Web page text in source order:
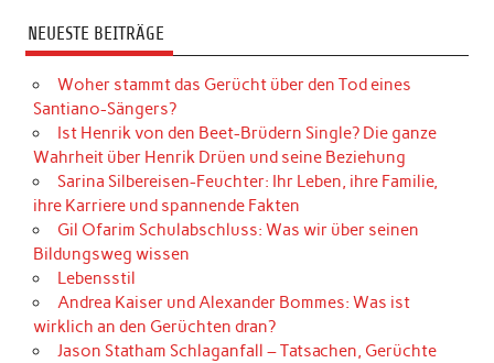
NEUESTE BEITRÄGE
Woher stammt das Gerücht über den Tod eines
Santiano-Sängers?
Ist Henrik von den Beet-Brüdern Single? Die ganze
Wahrheit über Henrik Drüen und seine Beziehung
Sarina Silbereisen-Feuchter: Ihr Leben, ihre Familie,
ihre Karriere und spannende Fakten
Gil Ofarim Schulabschluss: Was wir über seinen
Bildungsweg wissen
Lebensstil
Andrea Kaiser und Alexander Bommes: Was ist
wirklich an den Gerüchten dran?
Jason Statham Schlaganfall – Tatsachen, Gerüchte